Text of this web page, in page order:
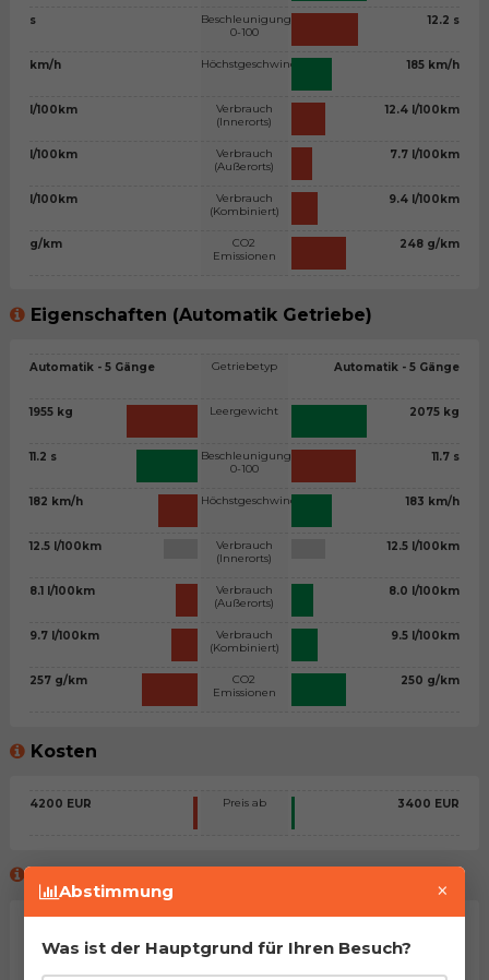
s
km/h
l/100km
l/100km
l/100km
g/km
Beschleunigung
0-100
Höchstgeschwindigkeit
Verbrauch
(Innerorts)
Verbrauch
(Außerorts)
Verbrauch
(Kombiniert)
CO2
Emissionen
12.2 s
185 km/h
12.4 l/100km
7.7 l/100km
9.4 l/100km
248 g/km
Eigenschaften (Automatik Getriebe)
Automatik - 5 Gänge
1955 kg
11.2 s
182 km/h
12.5 l/100km
8.1 l/100km
9.7 l/100km
257 g/km
Getriebetyp
Leergewicht
Beschleunigung
0-100
Höchstgeschwindigkeit
Verbrauch
(Innerorts)
Verbrauch
(Außerorts)
Verbrauch
(Kombiniert)
CO2
Emissionen
Automatik - 5 Gänge
2075 kg
11.7 s
183 km/h
12.5 l/100km
8.0 l/100km
9.5 l/100km
250 g/km
Kosten
4200 EUR Preis ab 3400 EUR
Abstimmung ×
Was ist der Hauptgrund für Ihren Besuch?